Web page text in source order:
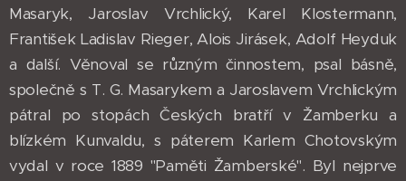
Masaryk, Jaroslav Vrchlický, Karel Klostermann,
František Ladislav Rieger, Alois Jirásek, Adolf Heyduk
a další. Věnoval se různým činnostem, psal básně,
společně s T. G. Masarykem a Jaroslavem Vrchlickým
pátral po stopách Českých bratří v Žamberku a
blízkém Kunvaldu, s páterem Karlem Chotovským
vydal v roce 1889 "Paměti Žamberské". Byl nejprve